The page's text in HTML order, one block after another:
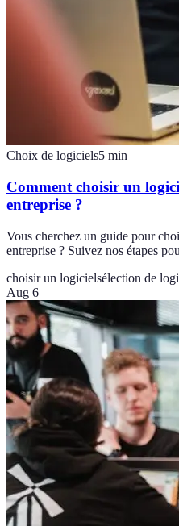
Choix de logiciels5 min
Comment choisir un
entreprise ?
Vous cherchez un guide pour
entreprise ? Suivez nos étapes
choisir un logicielsélection de
Aug 6